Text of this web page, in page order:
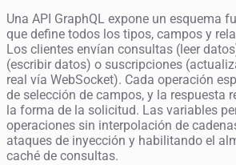
Una API GraphQL expone un esquema
que define todos los tipos, campos y
Los clientes envían consultas (leer
(escribir datos) o suscripciones
real vía WebSocket). Cada operación
de selección de campos, y la respuesta
la forma de la solicitud. Las variables
operaciones sin interpolación de
ataques de inyección y habilitando el
caché de consultas.